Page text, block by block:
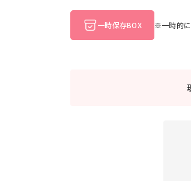
一時保存BOX ※一時的に